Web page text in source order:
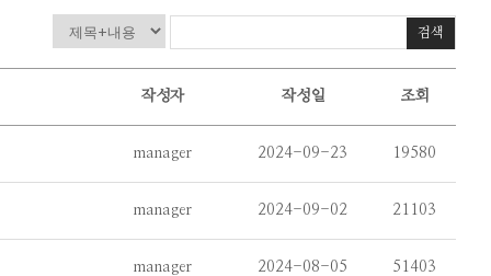
검색
작성자 작성일 조회
manager 2024-09-23 19580
manager 2024-09-02 21103
manager 2024-08-05 51403